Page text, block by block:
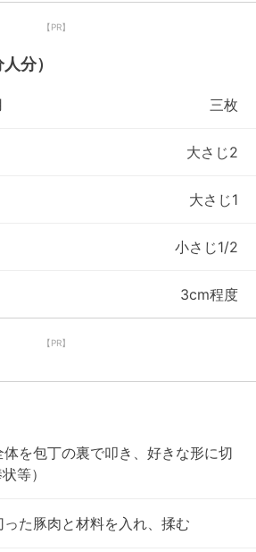
【PR】
分）
三枚
大さじ2
大さじ1
小さじ1/2
3cm程度
【PR】
を包丁の裏で叩き、好きな形に切
等）
った豚肉と材料を入れ、揉む